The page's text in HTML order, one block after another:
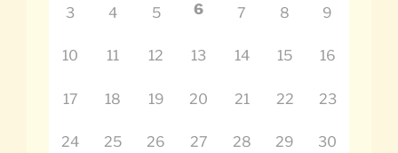
3 4 5 6 7 8 9
10 11 12 13 14 15 16
17 18 19 20 21 22 23
24 25 26 27 28 29 30